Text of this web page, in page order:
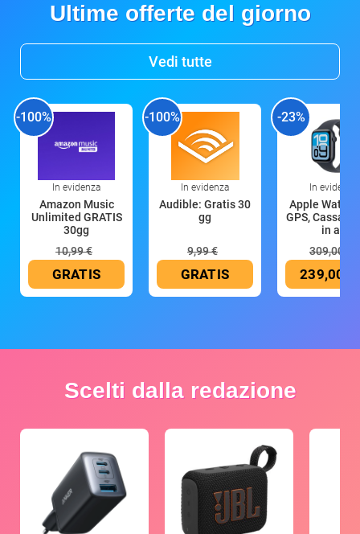
Ultime offerte del giorno
Vedi tutte
-100%
In evidenza
Amazon Music
Unlimited GRATIS
30gg
10,99 €
GRATIS
-100%
In evidenza
Audible: Gratis 30
gg
9,99 €
GRATIS
-23%
In evidenza
Apple Watch
GPS, Cassa
in all
309,00 €
239,00 €
Scelti dalla redazione